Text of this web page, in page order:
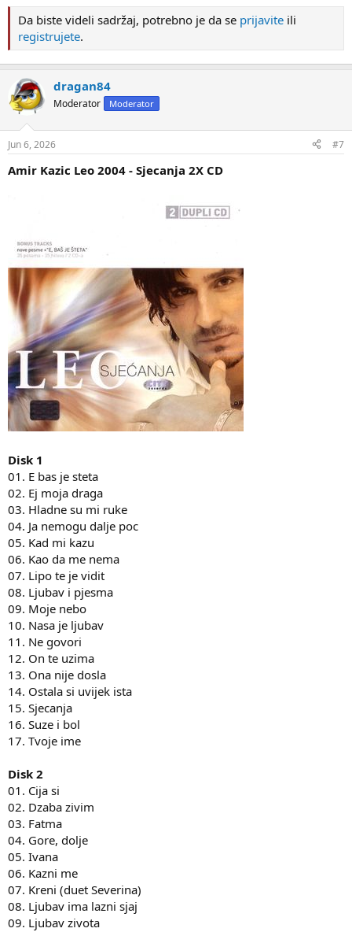
Da biste videli sadržaj, potrebno je da se prijavite ili
registrujete.
dragan84
Moderator Moderator
Jun 6, 2026 #7
Amir Kazic Leo 2004 - Sjecanja 2X CD
Disk 1
01. E bas je steta
02. Ej moja draga
03. Hladne su mi ruke
04. Ja nemogu dalje poc
05. Kad mi kazu
06. Kao da me nema
07. Lipo te je vidit
08. Ljubav i pjesma
09. Moje nebo
10. Nasa je ljubav
11. Ne govori
12. On te uzima
13. Ona nije dosla
14. Ostala si uvijek ista
15. Sjecanja
16. Suze i bol
17. Tvoje ime
Disk 2
01. Cija si
02. Dzaba zivim
03. Fatma
04. Gore, dolje
05. Ivana
06. Kazni me
07. Kreni (duet Severina)
08. Ljubav ima lazni sjaj
09. Ljubav zivota